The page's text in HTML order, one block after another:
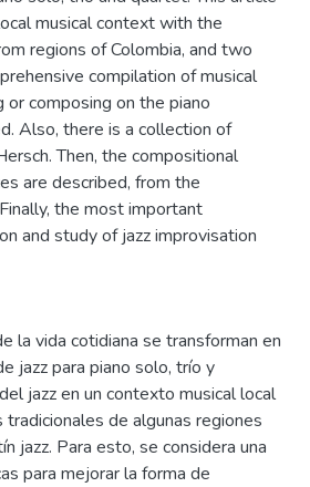
musical context with the
regions of Colombia, and two
compilation of musical
composing on the piano
Also, there is a collection of
Then, the compositional
are described, from the
the most important
and study of jazz improvisation
la vida cotidiana se transforman en
jazz para piano solo, trío y
jazz en un contexto musical local
de algunas regiones
jazz. Para esto, se considera una
para mejorar la forma de